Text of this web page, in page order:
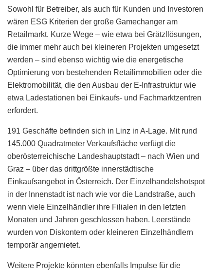
Sowohl für Betreiber, als auch für Kunden und Investoren
wären ESG Kriterien der große Gamechanger am
Retailmarkt. Kurze Wege – wie etwa bei Grätzllösungen,
die immer mehr auch bei kleineren Projekten umgesetzt
werden – sind ebenso wichtig wie die energetische
Optimierung von bestehenden Retailimmobilien oder die
Elektromobilität, die den Ausbau der E-Infrastruktur wie
etwa Ladestationen bei Einkaufs- und Fachmarktzentren
erfordert.
191 Geschäfte befinden sich in Linz in A-Lage. Mit rund
145.000 Quadratmeter Verkaufsfläche verfügt die
oberösterreichische Landeshauptstadt – nach Wien und
Graz – über das drittgrößte innerstädtische
Einkaufsangebot in Österreich. Der Einzelhandelshotspot
in der Innenstadt ist nach wie vor die Landstraße, auch
wenn viele Einzelhändler ihre Filialen in den letzten
Monaten und Jahren geschlossen haben. Leerstände
wurden von Diskontern oder kleineren Einzelhändlern
temporär angemietet.
Weitere Projekte könnten ebenfalls Impulse für die